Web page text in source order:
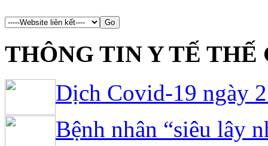
THÔNG TIN Y TẾ THẾ
Dịch Covid-19 ngày
Bệnh nhân “siêu lây